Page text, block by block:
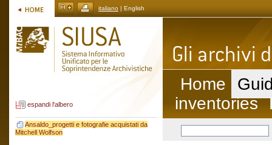
italiano | English
espandi l'albero
Ansaldo_progetti e fotografie acquistati da
Mitchell Wolfson
Home
inventories